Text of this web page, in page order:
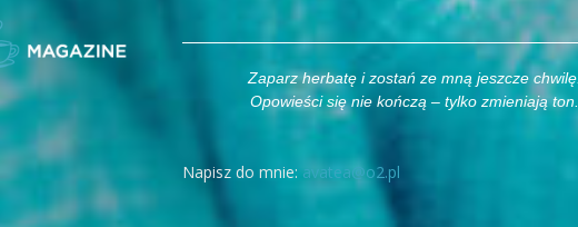
Zaparz herbatę i zostań ze mną jeszcze chwilę.
Opowieści się nie kończą – tylko zmieniają ton.
Napisz do mnie: avatea@o2.pl